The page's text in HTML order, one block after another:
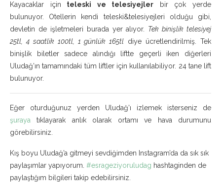
Kayacaklar için teleski ve telesiyejler bir çok yerde
bulunuyor. Otellerin kendi teleski&telesiyejleri olduğu gibi,
devletin de işletmeleri burada yer alıyor. Tek binişlik telesiyej
25tl, 4 saatlik 100tl, 1 günlük 165tl diye ücretlendirilmiş. Tek
binişlik biletler sadece alındığı liftte geçerli iken diğerleri
Uludağ’ın tamamındaki tüm liftler için kullanılabiliyor. 24 tane lift
bulunuyor.
Eğer oturduğunuz yerden Uludağ’ı izlemek isterseniz de
şuraya tıklayarak anlık olarak ortamı ve hava durumunu
görebilirsiniz.
Kış boyu Uludağ’a gitmeyi sevdiğimden Instagram’da da sık sık
paylaşımlar yapıyorum. #esrageziyoruludag hashtaginden de
paylaştığım bilgileri takip edebilirsiniz.